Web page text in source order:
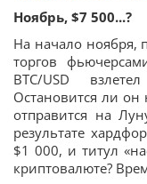
Ноябрь, $7 500...?
На начало ноября,
торгов
BTC/USD
Остановится ли он
отправится на
результате
$1 000, и титул
криптовалюте?